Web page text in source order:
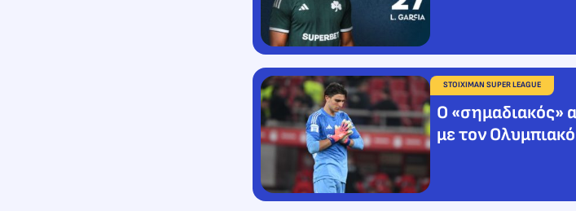
STOIXIMAN SUPER LEAGUE
Ο «σημαδιακός»
με τον Ολυμπιακό